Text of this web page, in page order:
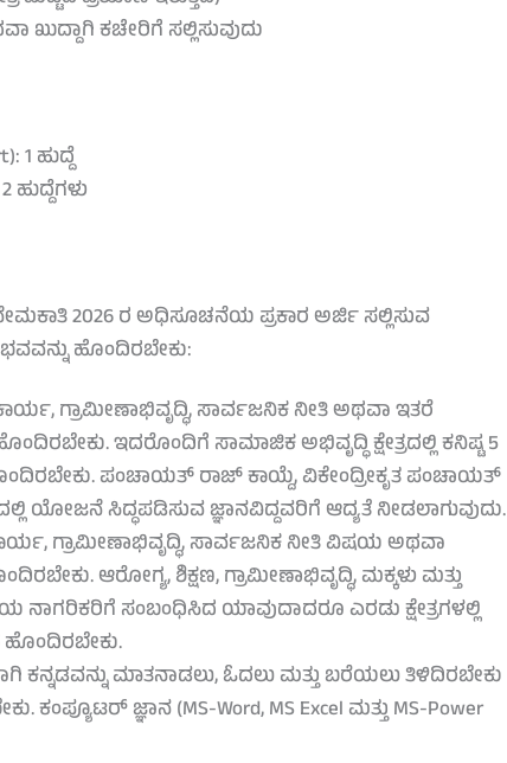
ಕಚೇರಿಗೆ ಸಲ್ಲಿಸುವುದು
1 ಹುದ್ದೆ
ಹುದ್ದೆಗಳು
2026 ರ ಅಧಿಸೂಚನೆಯ ಪ್ರಕಾರ ಅರ್ಜಿ ಸಲ್ಲಿಸುವ
ಹೊಂದಿರಬೇಕು:
ಗ್ರಾಮೀಣಾಭಿವೃದ್ಧಿ, ಸಾರ್ವಜನಿಕ ನೀತಿ ಅಥವಾ ಇತರೆ
ಇದರೊಂದಿಗೆ ಸಾಮಾಜಿಕ ಅಭಿವೃದ್ಧಿ ಕ್ಷೇತ್ರದಲ್ಲಿ ಕನಿಷ್ಟ 5
ಪಂಚಾಯತ್ ರಾಜ್ ಕಾಯ್ದೆ, ವಿಕೇಂದ್ರೀಕೃತ ಪಂಚಾಯತ್
ಯೋಜನೆ ಸಿದ್ಧಪಡಿಸುವ ಜ್ಞಾನವಿದ್ದವರಿಗೆ ಆದ್ಯತೆ ನೀಡಲಾಗುವುದು.
ಗ್ರಾಮೀಣಾಭಿವೃದ್ಧಿ, ಸಾರ್ವಜನಿಕ ನೀತಿ ವಿಷಯ ಅಥವಾ
ಆರೋಗ್ಯ, ಶಿಕ್ಷಣ, ಗ್ರಾಮೀಣಾಭಿವೃದ್ಧಿ, ಮಕ್ಕಳು ಮತ್ತು
ಸಂಬಂಧಿಸಿದ ಯಾವುದಾದರೂ ಎರಡು ಕ್ಷೇತ್ರಗಳಲ್ಲಿ
ಕನ್ನಡವನ್ನು ಮಾತನಾಡಲು, ಓದಲು ಮತ್ತು ಬರೆಯಲು ತಿಳಿದಿರಬೇಕು
ಜ್ಞಾನ (MS-Word, MS Excel ಮತ್ತು MS-Power